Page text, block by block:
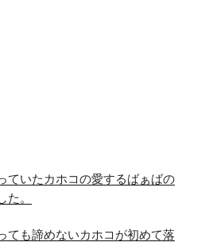
ていたカホコの愛するばぁばの
。
ても諦めないカホコが初めて落